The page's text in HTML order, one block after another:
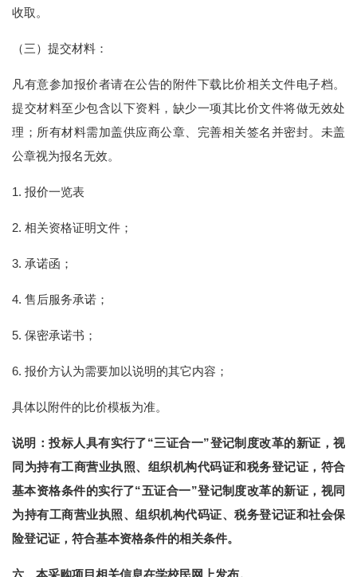
收取。
（三）提交材料：
凡有意参加报价者请在公告的附件下载比价相关文件电子档。
提交材料至少包含以下资料，缺少一项其比价文件将做无效处
理；所有材料需加盖供应商公章、完善相关签名并密封。未盖
公章视为报名无效。
1. 报价一览表
2. 相关资格证明文件；
3. 承诺函；
4. 售后服务承诺；
5. 保密承诺书；
6. 报价方认为需要加以说明的其它内容；
具体以附件的比价模板为准。
说明：投标人具有实行了“三证合一”登记制度改革的新证，视
同为持有工商营业执照、组织机构代码证和税务登记证，符合
基本资格条件的实行了“五证合一”登记制度改革的新证，视同
为持有工商营业执照、组织机构代码证、税务登记证和社会保
险登记证，符合基本资格条件的相关条件。
六、本采购项目相关信息在学校民网上发布。